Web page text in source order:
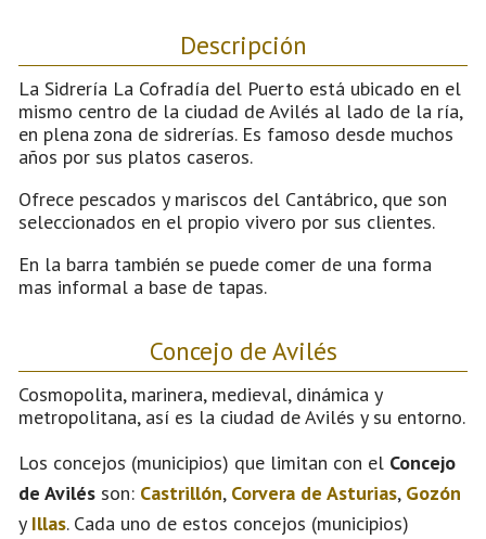
Descripción
La Sidrería La Cofradía del Puerto está ubicado en el
mismo centro de la ciudad de Avilés al lado de la ría,
en plena zona de sidrerías. Es famoso desde muchos
años por sus platos caseros.
Ofrece pescados y mariscos del Cantábrico, que son
seleccionados en el propio vivero por sus clientes.
En la barra también se puede comer de una forma
mas informal a base de tapas.
Concejo de Avilés
Cosmopolita, marinera, medieval, dinámica y
metropolitana, así es la ciudad de Avilés y su entorno.
Los concejos (municipios) que limitan con el Concejo
de Avilés son: Castrillón, Corvera de Asturias, Gozón
y Illas. Cada uno de estos concejos (municipios)